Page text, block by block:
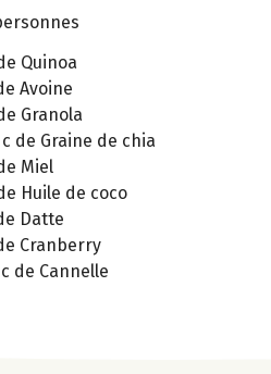
Quinoa
Avoine
Granola
c de Graine de chia
Miel
Huile de coco
Datte
Cranberry
c de Cannelle